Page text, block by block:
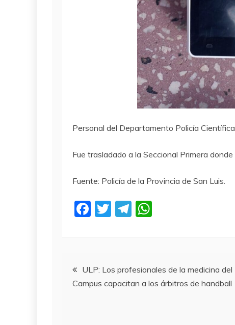
Personal del Departamento Policía
Fue trasladado a la Seccional Primera
Fuente: Policía de la Provincia de San Luis.
F
b
o
T
T
a
m
A
p
Navegación
de
ULP: Los profesionales de la medicina del
Campus capacitan a los árbitros de handball